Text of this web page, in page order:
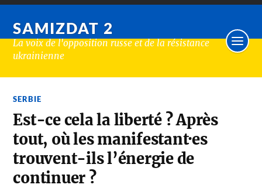
SAMIZDAT 2
La voix de l'opposition russe et de la résistance
ukrainienne
SERBIE
Est-ce cela la liberté ? Après
tout, où les manifestant·es
trouvent-ils l’énergie de
continuer ?